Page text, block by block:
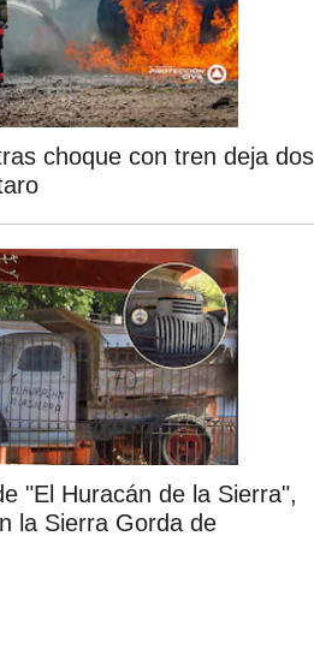
choque con tren deja dos
"El Huracán de la Sierra",
la Sierra Gorda de